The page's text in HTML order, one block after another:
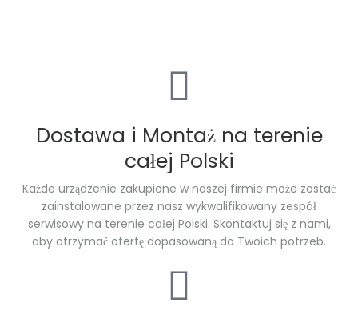
Dostawa i Montaż na terenie
całej Polski
Każde urządzenie zakupione w naszej firmie może zostać
zainstalowane przez nasz wykwalifikowany zespół
serwisowy na terenie całej Polski. Skontaktuj się z nami,
aby otrzymać ofertę dopasowaną do Twoich potrzeb.